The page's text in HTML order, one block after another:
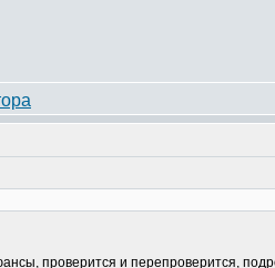
проверится и перепроверится,